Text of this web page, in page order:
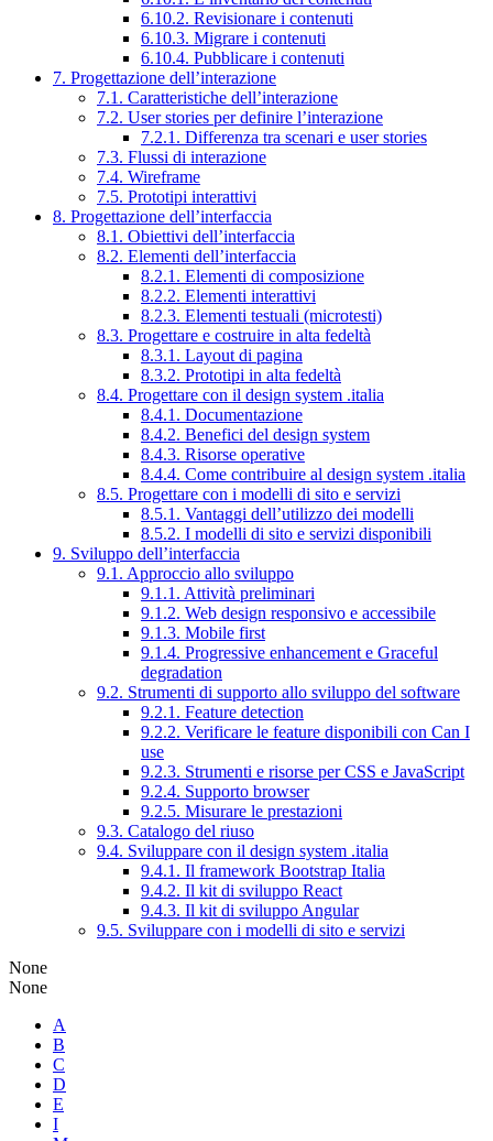
6.10.2. Revisionare i contenuti
6.10.3. Migrare i contenuti
6.10.4. Pubblicare i contenuti
7. Progettazione dell’interazione
7.1. Caratteristiche dell’interazione
7.2. User stories per definire l’interazione
7.2.1. Differenza tra scenari e user stories
7.3. Flussi di interazione
7.4. Wireframe
7.5. Prototipi interattivi
8. Progettazione dell’interfaccia
8.1. Obiettivi dell’interfaccia
8.2. Elementi dell’interfaccia
8.2.1. Elementi di composizione
8.2.2. Elementi interattivi
8.2.3. Elementi testuali (microtesti)
8.3. Progettare e costruire in alta fedeltà
8.3.1. Layout di pagina
8.3.2. Prototipi in alta fedeltà
8.4. Progettare con il design system .italia
8.4.1. Documentazione
8.4.2. Benefici del design system
8.4.3. Risorse operative
8.4.4. Come contribuire al design system .italia
8.5. Progettare con i modelli di sito e servizi
8.5.1. Vantaggi dell’utilizzo dei modelli
8.5.2. I modelli di sito e servizi disponibili
9. Sviluppo dell’interfaccia
9.1. Approccio allo sviluppo
9.1.1. Attività preliminari
9.1.2. Web design responsivo e accessibile
9.1.3. Mobile first
9.1.4. Progressive enhancement e Graceful
degradation
9.2. Strumenti di supporto allo sviluppo del software
9.2.1. Feature detection
9.2.2. Verificare le feature disponibili con Can I
use
9.2.3. Strumenti e risorse per CSS e JavaScript
9.2.4. Supporto browser
9.2.5. Misurare le prestazioni
9.3. Catalogo del riuso
9.4. Sviluppare con il design system .italia
9.4.1. Il framework Bootstrap Italia
9.4.2. Il kit di sviluppo React
9.4.3. Il kit di sviluppo Angular
9.5. Sviluppare con i modelli di sito e servizi
None
None
A
B
C
D
E
I